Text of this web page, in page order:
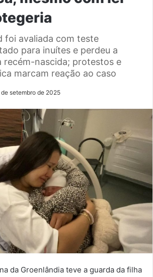
foi avaliada com teste
para inuítes e perdeu a
recém-nascida; protestos e
marcam reação ao caso
setembro de 2025
da Groenlândia teve a guarda da filha